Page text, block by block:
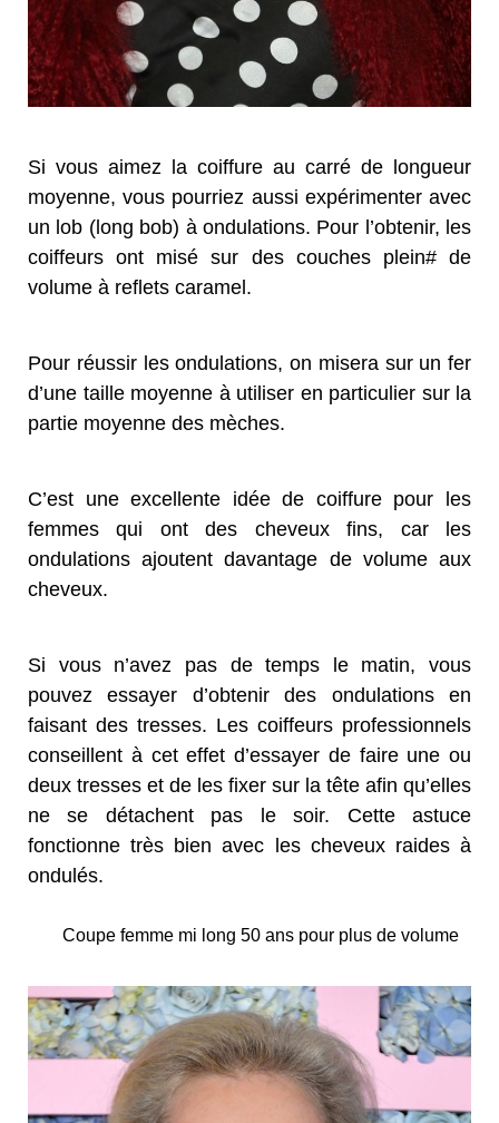
Si vous aimez la coiffure au carré de longueur
moyenne, vous pourriez aussi expérimenter avec
un lob (long bob) à ondulations. Pour l’obtenir, les
coiffeurs ont misé sur des couches plein# de
volume à reflets caramel.
Pour réussir les ondulations, on misera sur un fer
d’une taille moyenne à utiliser en particulier sur la
partie moyenne des mèches.
C’est une excellente idée de coiffure pour les
femmes qui ont des cheveux fins, car les
ondulations ajoutent davantage de volume aux
cheveux.
Si vous n’avez pas de temps le matin, vous
pouvez essayer d’obtenir des ondulations en
faisant des tresses. Les coiffeurs professionnels
conseillent à cet effet d’essayer de faire une ou
deux tresses et de les fixer sur la tête afin qu’elles
ne se détachent pas le soir. Cette astuce
fonctionne très bien avec les cheveux raides à
ondulés.
Coupe femme mi long 50 ans pour plus de volume